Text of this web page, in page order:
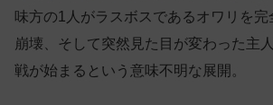
味方の1人がラスボスであるオワリを
崩壊、そして突然見た目が変わった主
戦が始まるという意味不明な展開。